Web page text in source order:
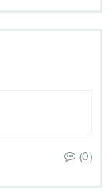
(0)